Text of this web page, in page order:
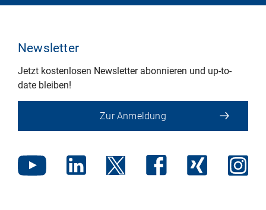
Newsletter
Jetzt kostenlosen Newsletter abonnieren und up-to-
date bleiben!
Zur Anmeldung